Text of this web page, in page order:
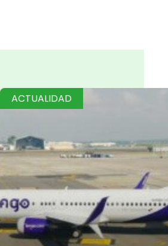
ACTUALIDAD